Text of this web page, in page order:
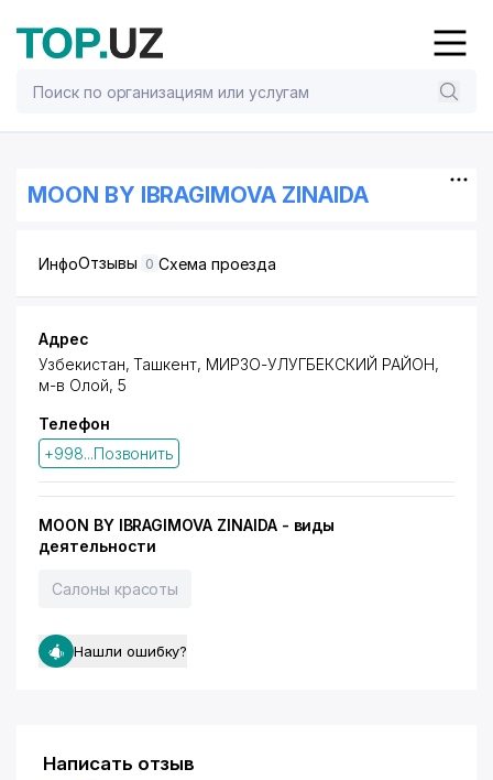
MOON BY IBRAGIMOVA ZINAIDA
ИнфоОтзывы 0 Схема проезда
Адрес
Узбекистан, Ташкент, МИРЗО-УЛУГБЕКСКИЙ РАЙОН,
м-в Олой, 5
Телефон
+998...Позвонить
MOON BY IBRAGIMOVA ZINAIDA - виды
деятельности
Салоны красоты
Нашли ошибку?
Написать отзыв